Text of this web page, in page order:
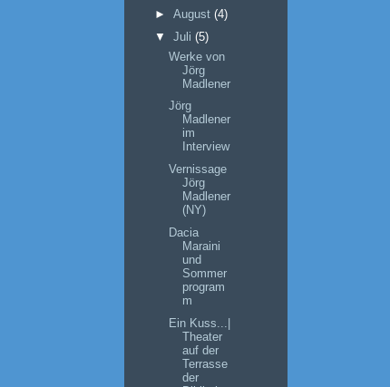
► August (4)
▼ Juli (5)
Werke von
Jörg
Madlener
Jörg
Madlener
im
Interview
Vernissage
Jörg
Madlener
(NY)
Dacia
Maraini
und
Sommer
program
m
Ein Kuss...|
Theater
auf der
Terrasse
der